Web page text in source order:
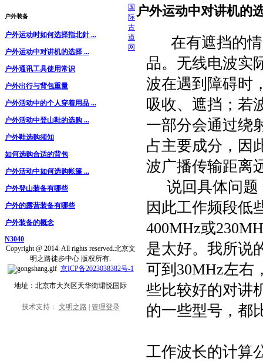
户外装备
户外运动时如何选择指北針 ...
户外运动中对讲机的选择 ...
户外通讯工具使用常识
户外出行与背包重量
户外活动中的个人穿着用品 ...
户外活动中登山鞋的选购 ...
户外鞋选购须知
如何选购合适的背包
户外活动中如何选购帐篷 ...
户外登山装备有哪些
户外的露营装备有哪些
户外装备的概念
N3040
户外运动中对讲机的
在有遮挡的情
品。无线电波实
波在遇到障碍时
吸收、遮挡；若
一部分会通过绕
占主要成分，因
波广播传输距离
说回具体问题
因此工作频段低
400MHz或
是太好。我所说
可到30MHz左右
些比较好的对讲
的一些型号，都
工作波长的计算
国
际
古
道
网
Copyright @ 2014. All rights reserved.北京文
明之路徒步中心 版权所有.
京ICP备2023038382号-1
地址：北京市大兴区天华街珺悦国际
技术支持： 文明之路| 管理登录